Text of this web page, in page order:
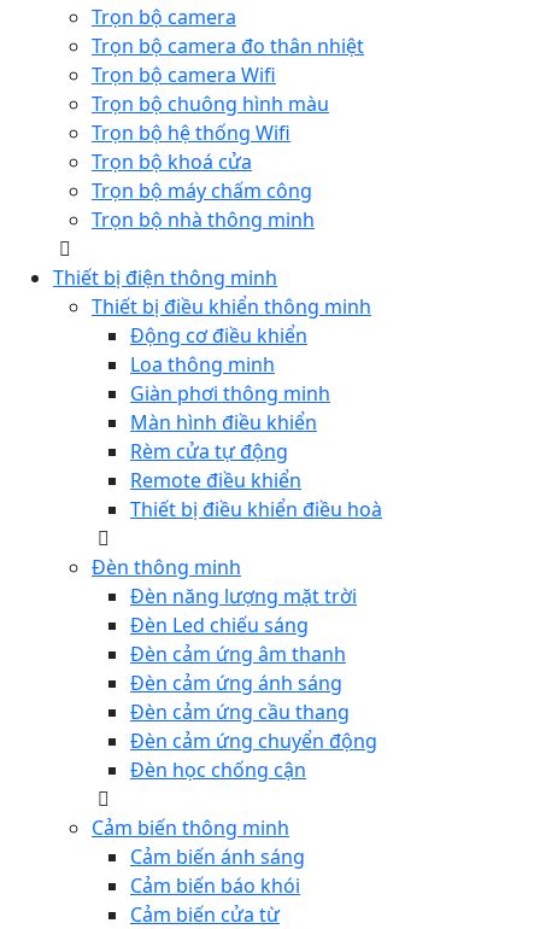
Trọn bộ camera
Trọn bộ camera đo thân nhiệt
Trọn bộ camera Wifi
Trọn bộ chuông hình màu
Trọn bộ hệ thống Wifi
Trọn bộ khoá cửa
Trọn bộ máy chấm công
Trọn bộ nhà thông minh
Thiết bị điện thông minh
Thiết bị điều khiển thông minh
Động cơ điều khiển
Loa thông minh
Giàn phơi thông minh
Màn hình điều khiển
Rèm cửa tự động
Remote điều khiển
Thiết bị điều khiển điều hoà
Đèn thông minh
Đèn năng lượng mặt trời
Đèn Led chiếu sáng
Đèn cảm ứng âm thanh
Đèn cảm ứng ánh sáng
Đèn cảm ứng cầu thang
Đèn cảm ứng chuyển động
Đèn học chống cận
Cảm biến thông minh
Cảm biến ánh sáng
Cảm biến báo khói
Cảm biến cửa từ